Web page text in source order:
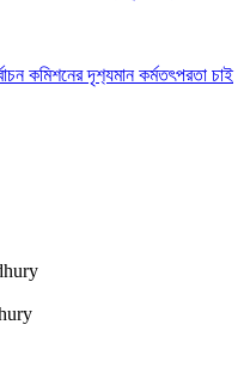
কমিশনের দৃশ‍্যমান কর্মতৎপরতা চাই